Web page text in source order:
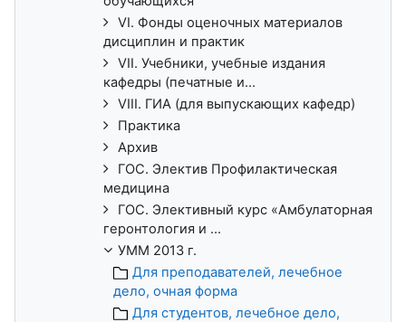
VI. Фонды оценочных материалов
дисциплин и практик
VII. Учебники, учебные издания
кафедры (печатные и...
VIII. ГИА (для выпускающих кафедр)
Практика
Архив
ГОС. Электив Профилактическая
медицина
ГОС. Элективный курс «Амбулаторная
геронтология и ...
УММ 2013 г.
Для преподавателей, лечебное
дело, очная форма
Для студентов, лечебное дело,